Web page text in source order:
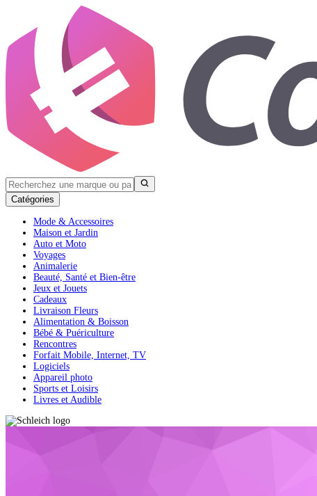
Catégories
Mode & Accessoires
Maison et Jardin
Auto et Moto
Voyages
Animalerie
Beauté, Santé et Bien-être
Jeux et Jouets
Cadeaux
Livraison Fleurs
Alimentation & Boisson
Bébé & Puériculture
Rencontres
Forfait Mobile, Internet, TV
Logiciels
Appareil photo
Sports et Loisirs
Livres et Audible